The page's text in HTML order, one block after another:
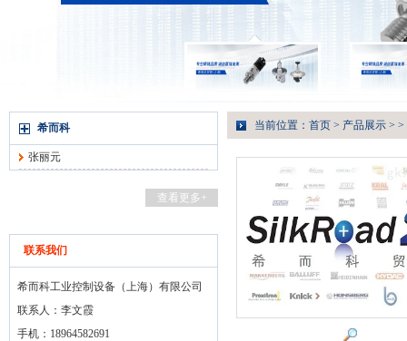
希而科
张丽元
查看更多+
联系我们
希而科工业控制设备（上海）有限公司
联系人：李文霞
手机：18964582691
当前位置： 首页 > 产品展示 > >